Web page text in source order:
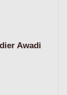
Awadi